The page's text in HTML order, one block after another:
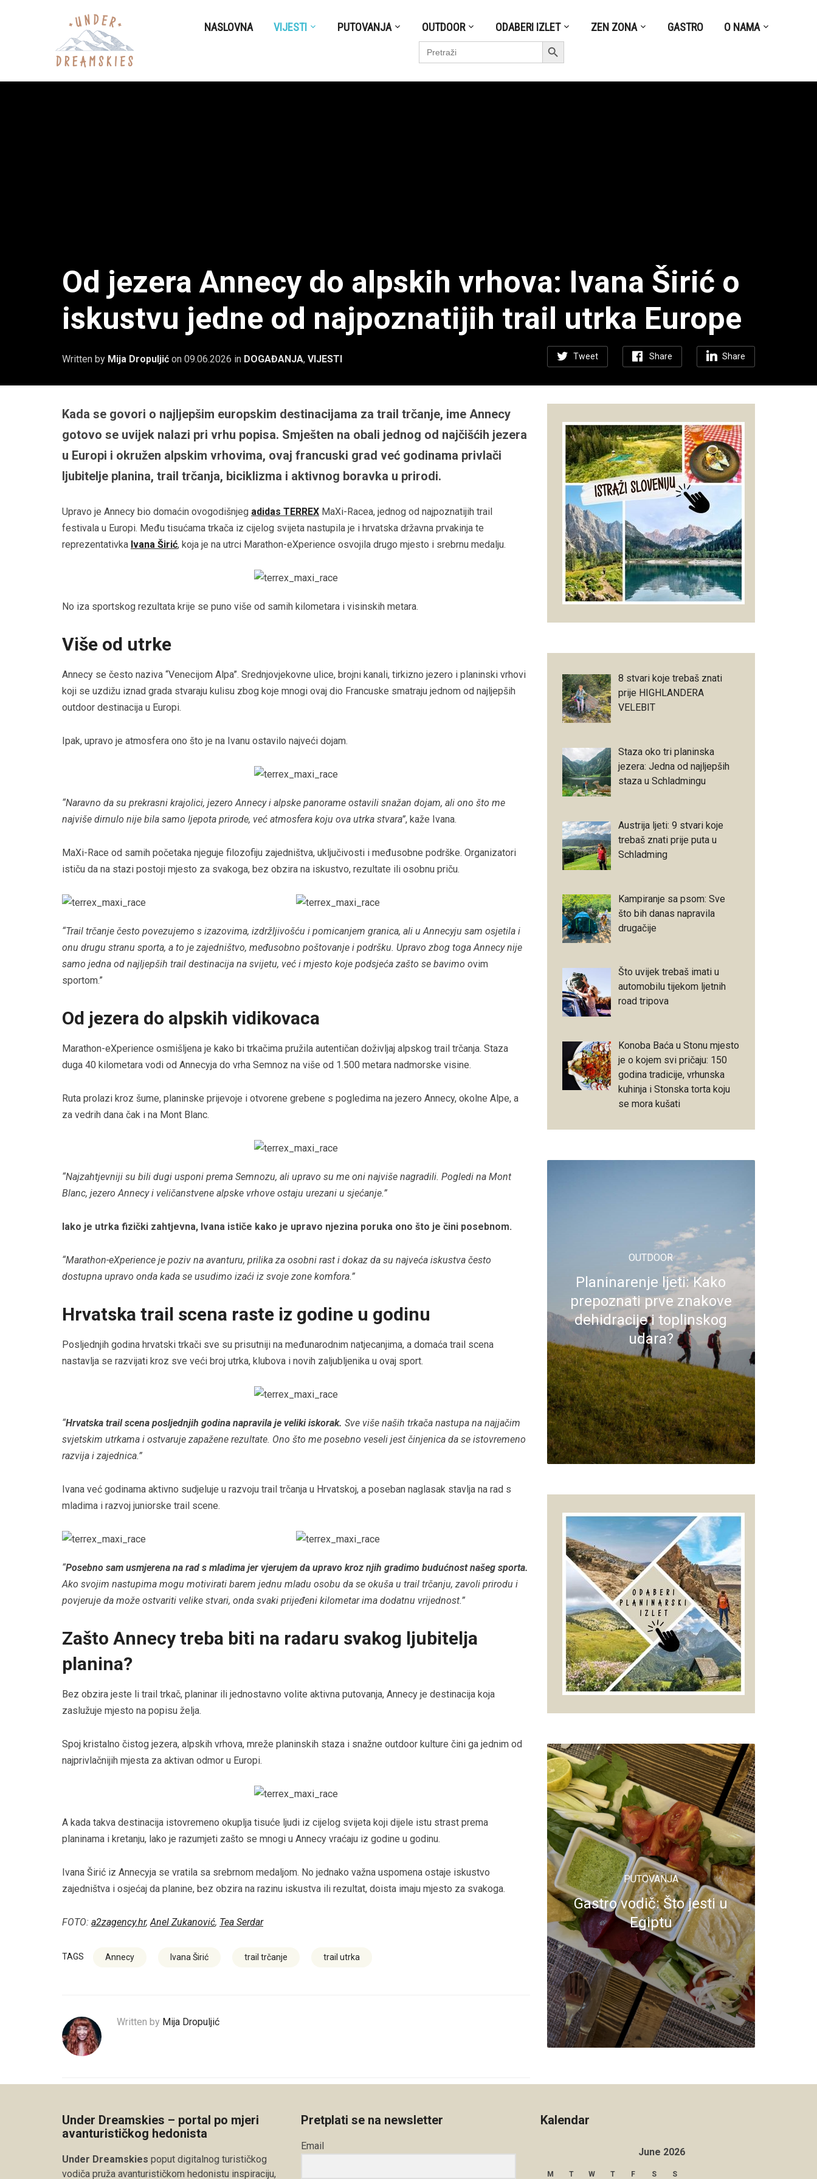
NASLOVNA VIJESTI PUTOVANJA OUTDOOR ODABERI IZLET ZEN ZONA GASTRO O NAMA
Search
for:
Search Button
Od jezera Annecy do alpskih vrhova: Ivana Širić o
iskustvu jedne od najpoznatijih trail utrka Europe
Tweet Share Share
Written by Mija Dropuljić on 09.06.2026 in DOGAĐANJA, VIJESTI
Kada se govori o najljepšim europskim destinacijama za trail trčanje, ime Annecy
gotovo se uvijek nalazi pri vrhu popisa. Smješten na obali jednog od najčišćih jezera
u Europi i okružen alpskim vrhovima, ovaj francuski grad već godinama privlači
ljubitelje planina, trail trčanja, biciklizma i aktivnog boravka u prirodi.
Upravo je Annecy bio domaćin ovogodišnjeg adidas TERREX MaXi-Racea, jednog od najpoznatijih trail
festivala u Europi. Među tisućama trkača iz cijelog svijeta nastupila je i hrvatska državna prvakinja te
reprezentativka Ivana Širić, koja je na utrci Marathon-eXperience osvojila drugo mjesto i srebrnu medalju.
No iza sportskog rezultata krije se puno više od samih kilometara i visinskih metara.
Više od utrke
Annecy se često naziva “Venecijom Alpa”. Srednjovjekovne ulice, brojni kanali, tirkizno jezero i planinski vrhovi
koji se uzdižu iznad grada stvaraju kulisu zbog koje mnogi ovaj dio Francuske smatraju jednom od najljepših
outdoor destinacija u Europi.
Ipak, upravo je atmosfera ono što je na Ivanu ostavilo najveći dojam.
“Naravno da su prekrasni krajolici, jezero Annecy i alpske panorame ostavili snažan dojam, ali ono što me
najviše dirnulo nije bila samo ljepota prirode, već atmosfera koju ova utrka stvara”, kaže Ivana.
MaXi-Race od samih početaka njeguje filozofiju zajedništva, uključivosti i međusobne podrške. Organizatori
ističu da na stazi postoji mjesto za svakoga, bez obzira na iskustvo, rezultate ili osobnu priču.
“Trail trčanje često povezujemo s izazovima, izdržljivošću i pomicanjem granica, ali u Annecyju sam osjetila i
onu drugu stranu sporta, a to je zajedništvo, međusobno poštovanje i podršku. Upravo zbog toga Annecy nije
samo jedna od najljepših trail destinacija na svijetu, već i mjesto koje podsjeća zašto se bavimo ovim
sportom.”
Od jezera do alpskih vidikovaca
Marathon-eXperience osmišljena je kako bi trkačima pružila autentičan doživljaj alpskog trail trčanja. Staza
duga 40 kilometara vodi od Annecyja do vrha Semnoz na više od 1.500 metara nadmorske visine.
Ruta prolazi kroz šume, planinske prijevoje i otvorene grebene s pogledima na jezero Annecy, okolne Alpe, a
za vedrih dana čak i na Mont Blanc.
“Najzahtjevniji su bili dugi usponi prema Semnozu, ali upravo su me oni najviše nagradili. Pogledi na Mont
Blanc, jezero Annecy i veličanstvene alpske vrhove ostaju urezani u sjećanje.”
Iako je utrka fizički zahtjevna, Ivana ističe kako je upravo njezina poruka ono što je čini posebnom.
“Marathon-eXperience je poziv na avanturu, prilika za osobni rast i dokaz da su najveća iskustva često
dostupna upravo onda kada se usudimo izaći iz svoje zone komfora.”
Hrvatska trail scena raste iz godine u godinu
Posljednjih godina hrvatski trkači sve su prisutniji na međunarodnim natjecanjima, a domaća trail scena
nastavlja se razvijati kroz sve veći broj utrka, klubova i novih zaljubljenika u ovaj sport.
“Hrvatska trail scena posljednjih godina napravila je veliki iskorak. Sve više naših trkača nastupa na najjačim
svjetskim utrkama i ostvaruje zapažene rezultate. Ono što me posebno veseli jest činjenica da se istovremeno
razvija i zajednica.”
Ivana već godinama aktivno sudjeluje u razvoju trail trčanja u Hrvatskoj, a poseban naglasak stavlja na rad s
mladima i razvoj juniorske trail scene.
“Posebno sam usmjerena na rad s mladima jer vjerujem da upravo kroz njih gradimo budućnost našeg sporta.
Ako svojim nastupima mogu motivirati barem jednu mladu osobu da se okuša u trail trčanju, zavoli prirodu i
povjeruje da može ostvariti velike stvari, onda svaki prijeđeni kilometar ima dodatnu vrijednost.”
Zašto Annecy treba biti na radaru svakog ljubitelja
planina?
Bez obzira jeste li trail trkač, planinar ili jednostavno volite aktivna putovanja, Annecy je destinacija koja
zaslužuje mjesto na popisu želja.
Spoj kristalno čistog jezera, alpskih vrhova, mreže planinskih staza i snažne outdoor kulture čini ga jednim od
najprivlačnijih mjesta za aktivan odmor u Europi.
A kada takva destinacija istovremeno okuplja tisuće ljudi iz cijelog svijeta koji dijele istu strast prema
planinama i kretanju, lako je razumjeti zašto se mnogi u Annecy vraćaju iz godine u godinu.
Ivana Širić iz Annecyja se vratila sa srebrnom medaljom. No jednako važna uspomena ostaje iskustvo
zajedništva i osjećaj da planine, bez obzira na razinu iskustva ili rezultat, doista imaju mjesto za svakoga.
FOTO: a2zagency.hr,Anel Zukanović, Tea Serdar
TAGS Annecy Ivana Širić trail trčanje trail utrka
Written by Mija Dropuljić
8 stvari koje trebaš znati
prije HIGHLANDERA
VELEBIT
Staza oko tri planinska
jezera: Jedna od najljepših
staza u Schladmingu
Austrija ljeti: 9 stvari koje
trebaš znati prije puta u
Schladming
Kampiranje sa psom: Sve
što bih danas napravila
drugačije
Što uvijek trebaš imati u
automobilu tijekom ljetnih
road tripova
Konoba Baća u Stonu mjesto
je o kojem svi pričaju: 150
godina tradicije, vrhunska
kuhinja i Stonska torta koju
se mora kušati
OUTDOOR
Planinarenje ljeti: Kako
prepoznati prve znakove
dehidracije i toplinskog
udara?
PUTOVANJA
Gastro vodič: Što jesti u
Egiptu
Under Dreamskies – portal po mjeri
avanturističkog hedonista
Under Dreamskies poput digitalnog turističkog
vodiča pruža avanturističkom hedonistu inspiraciju,
Pretplati se na newsletter
Email
Kalendar
June 2026
M T W T F S S